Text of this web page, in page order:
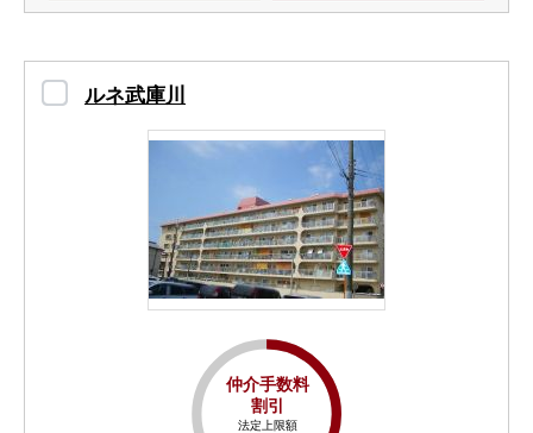
ルネ武庫川
仲介手数料
割引
法定上限額